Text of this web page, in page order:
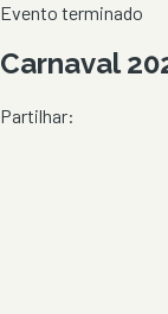
Evento terminado
Carnaval
Partilhar: